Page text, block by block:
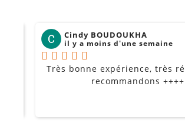
Cindy BOUDOUKHA
il y a moins d'une semaine
Très bonne expérience, très
recommandons ++++